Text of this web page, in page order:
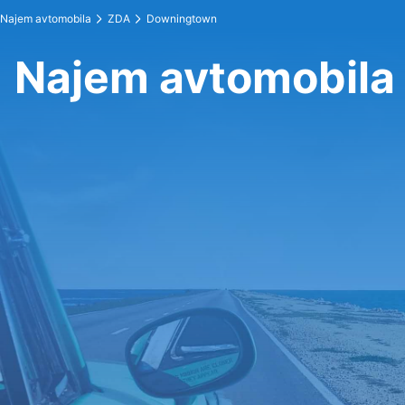
Najem avtomobila ZDA Downingtown
Najem